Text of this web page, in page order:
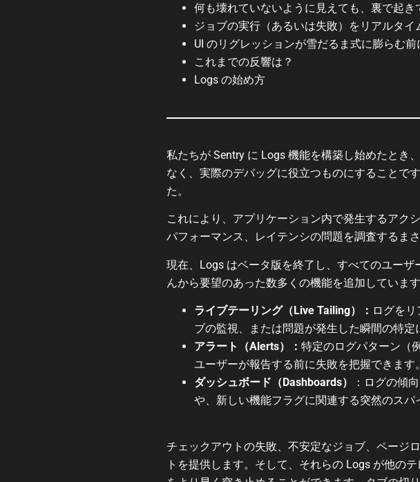
何も壊れていないように見えても、裏で起き
ジョブの実行（あるいは失敗）をリアルタイ
UI のリグレッションが雪だるま式に膨らむ前
これまでの反響は？
Logs の始め方
私たちが Sentry に Logs 機能を構築し始めたとき
なく、実際のデバッグに役立つものにすることで
た。
これにより、アプリケーション内で発生するアク
パフォーマンス、レイテンシの問題を調査するま
現在、Logs はベータ版を終了し、すべてのユー
んから要望のあった数多くの機能を追加しています
ライブテーリング（Live Tailing）： ログを
ブの監視、または問題が発生した瞬間の特定
アラート（Alerts）： 特定のログパターン（
ユーザーが報告する前に失敗を把握できます。
ダッシュボード（Dashboards）
：ログの傾
や、新しい機能フラグに関連する突然のスパ
チェックアウトの失敗、不安定なジョブ、ページ
トを提供します。そして、それらの Logs が他の